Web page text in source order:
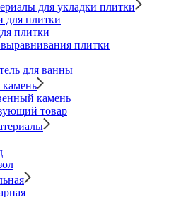
для укладки плитки
для плитки
плитки
плитки
для ванны
камень
товар